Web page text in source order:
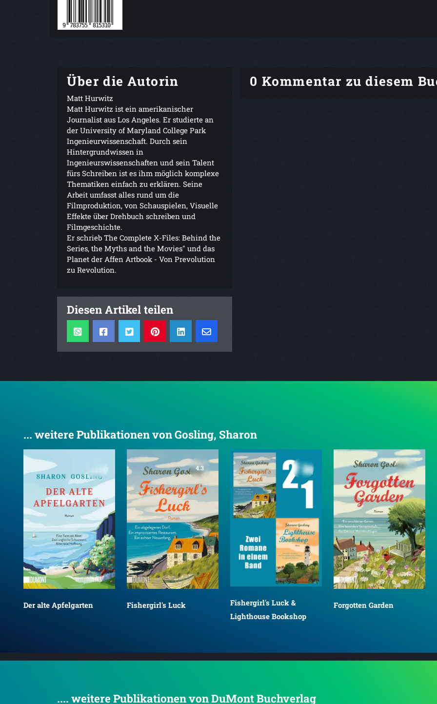
Über die Autorin
Matt Hurwitz
Matt Hurwitz ist ein amerikanischer
Journalist aus Los Angeles. Er studierte an
der University of Maryland College Park
Ingenieurwissenschaft. Durch sein
Hintergrundwissen in
Ingenieurswissenschaften und sein Talent
fürs Schreiben ist es ihm möglich komplexe
Thematiken einfach zu erklären. Seine
Arbeit umfasst alles rund um die
Filmproduktion, von Schauspielen, Visuelle
Effekte über Drehbuch schreiben und
Filmgeschichte.
Er schrieb The Complete X-Files: Behind the
Series, the Myths and the Movies" und das
Planet der Affen Artbook - Von Prevolution
zu Revolution.
Diesen Artikel teilen
0 Kommentar zu diesem
... weitere Publikationen von Gosling, Sharon
Der alte Apfelgarten
4.3
Fishergirl's Luck
Fishergirl's Luck &
Lighthouse Bookshop
Forgotten Garden
.... weitere Publikationen von DuMont Buchverlag